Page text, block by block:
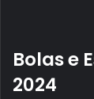
Bolas e
2024